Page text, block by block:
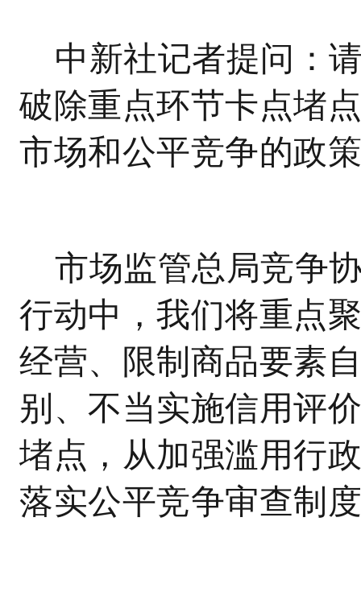
中新社记者提问：
破除重点环节卡点堵
市场和公平竞争的政
市场监管总局竞争
行动中，我们将重点
经营、限制商品要素
别、不当实施信用评
堵点，从加强滥用行
落实公平竞争审查制